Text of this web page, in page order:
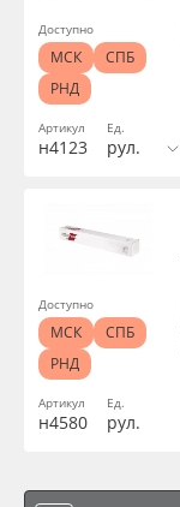
Артикул
н4123
Ед.
рул.
Доступно
МСК
СПБ
РНД
Артикул
н4580
Ед.
рул.
Доступно
МСК
СПБ
РНД